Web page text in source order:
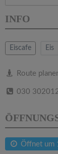
INFO
Eiscafe Eis
Route
030
Öffnet um
a
v
a